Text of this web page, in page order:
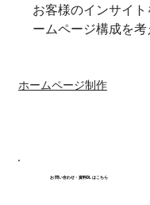
お客様のインサイ
ームページ構成を考
ホームページ制作
お問い合わせ・資料DLはこちら